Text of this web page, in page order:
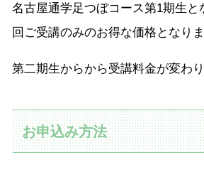
名古屋通学足つぼコース第1期生と
回ご受講のみのお得な価格となりま
第二期生からから受講料金が変わり
お申込み方法